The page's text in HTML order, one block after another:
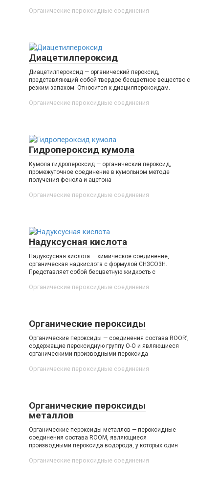
Органические пероксидные соединения‎
Диацетилпероксид
Диацетилпероксид — органический пероксид,
представляющий собой твердое бесцветное вещество с
резким запахом. Относится к диацилпероксидам.
Органические пероксидные соединения‎
Гидропероксид кумола
Кумола гидропероксид — органический пероксид,
промежуточное соединение в кумольном методе
получения фенола и ацетона
Органические пероксидные соединения‎
Надуксусная кислота
Надуксусная кислота — химическое соединение,
органическая надкислота с формулой CH3CO3H.
Представляет собой бесцветную жидкость с
Органические пероксидные соединения‎
Органические пероксиды
Органические пероксиды — соединения состава ROOR’,
содержащие пероксидную группу O-O и являющиеся
органическими производными пероксида
Органические пероксидные соединения‎
Органические пероксиды
металлов
Органические пероксиды металлов — пероксидные
соединения состава ROOM, являющиеся
производными пероксида водорода, у которых один
Органические пероксидные соединения‎